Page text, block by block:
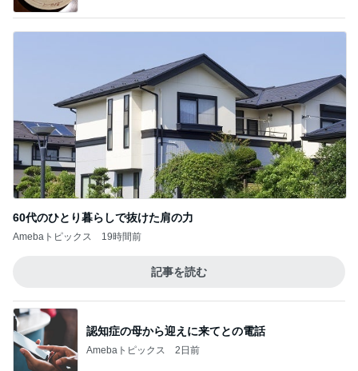
60代のひとり暮らしで抜けた肩の力
Amebaトピックス 19時間前
記事を読む
認知症の母から迎えに来てとの電話
Amebaトピックス 2日前